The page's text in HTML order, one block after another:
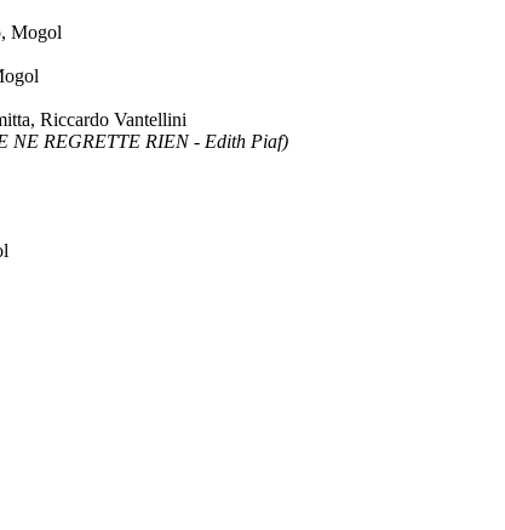
Mogol
Riccardo Vantellini
NE REGRETTE RIEN - Edith Piaf)